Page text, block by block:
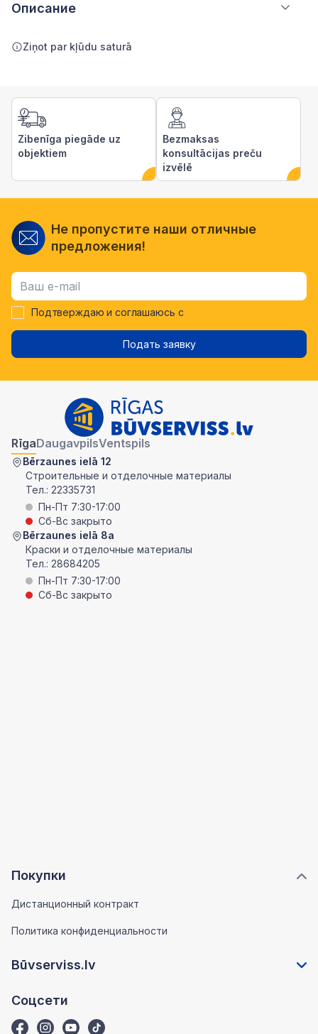
Описание
Ziņot par kļūdu saturā
Zibenīga piegāde uz
objektiem
Bezmaksas
konsultācijas preču
izvēlē
Не пропустите наши отличные
предложения!
Подтверждаю и соглашаюсь с
Подать заявку
Покупки
Дистанционный контракт
Политика конфиденциальности
Būvserviss.lv
Соцсети
RīgaDaugavpilsVentspils
Bērzaunes ielā 12
Строительные и отделочные материалы
Тел.: 22335731
Пн-Пт 7:30-17:00
Сб-Вс закрыто
Bērzaunes ielā 8a
Краски и отделочные материалы
Тел.: 28684205
Пн-Пт 7:30-17:00
Сб-Вс закрыто